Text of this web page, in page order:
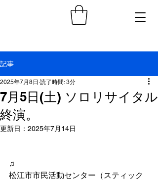
記事
7月5日(土) ソロリサイタル
終演。
2025年7月8日 読了時間: 3分
更新日： 2025年7月14日
♫
松江市市民活動センター（スティック